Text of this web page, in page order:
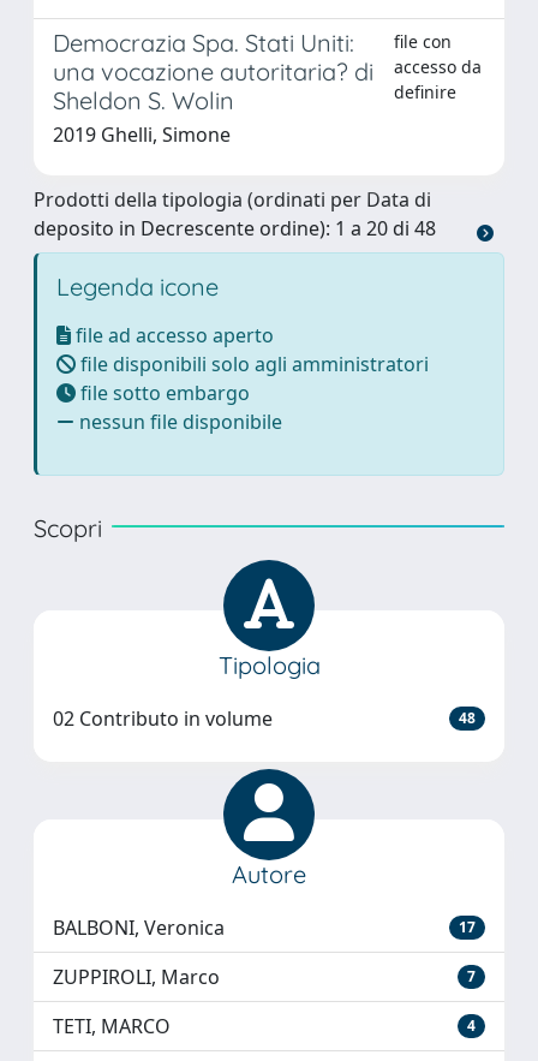
Democrazia Spa. Stati Uniti:
una vocazione autoritaria? di
Sheldon S. Wolin
file con
accesso da
definire
2019 Ghelli, Simone
Prodotti della tipologia (ordinati per Data di
deposito in Decrescente ordine): 1 a 20 di 48
Legenda icone
file ad accesso aperto
file disponibili solo agli amministratori
file sotto embargo
nessun file disponibile
Scopri
Tipologia
02 Contributo in volume 48
Autore
BALBONI, Veronica 17
ZUPPIROLI, Marco 7
TETI, MARCO 4